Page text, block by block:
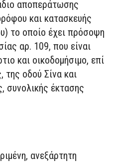
αποπεράτωσης
και κατασκευής
το οποίο έχει πρόσοψη
αρ. 109, που είναι
και οικοδομήσιμο, επί
οδού Σίνα και
συνολικής έκτασης
ανεξάρτητη